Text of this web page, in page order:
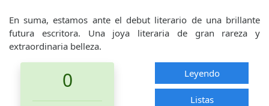
En suma, estamos ante el debut literario de una brillante
futura escritora. Una joya literaria de gran rareza y
extraordinaria belleza.
0 Leyendo
Listas